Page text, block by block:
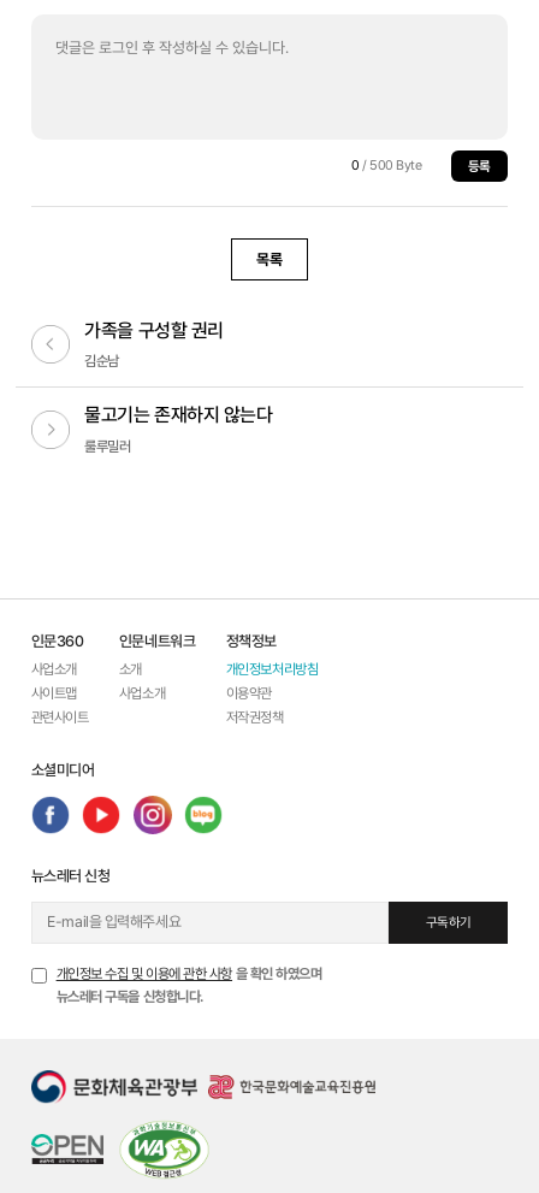
0 / 500 Byte 등록
목록
이전글
가족을 구성할 권리
김순남
다음글
물고기는 존재하지 않는다
룰루밀러
인문360
사업소개
사이트맵
관련사이트
인문네트워크
소개
사업소개
정책정보
개인정보처리방침
이용약관
저작권정책
소셜미디어
뉴스레터 신청
구독하기
개인정보 수집 및 이용에 관한 사항 을 확인 하였으며
뉴스레터 구독을 신청합니다.